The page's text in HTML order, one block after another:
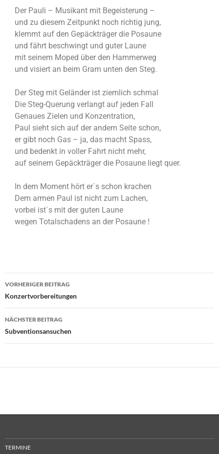
Der Pauli – Musikant mit Begeisterung –
und zu diesem Zeitpunkt noch richtig jung,
klemmt auf den Gepäckträger die Posaune
und fährt beschwingt und guter Laune
mit seinem Moped über den Hammerweg
und visiert an beim Gram unten den Steg.
Der Steg mit Geländer ist ziemlich schmal
Die Steg-Querung verlangt auf jeden Fall
Genaues Zielen und Konzentration,
Paul sieht sich auf der andern Seite schon,
er gibt noch Gas – ja, das macht Spass,
und bedenkt in voller Fahrt nicht mehr,
auf seinem Gepäckträger die Posaune liegt quer.
In dem Moment hört er`s schon krachen
Dem armen Paul ist nicht zum Lachen,
vorbei ist`s mit der guten Laune
wegen Totalschadens an der Posaune !
VORHERIGER BEITRAG
Konzertvorbereitungen
NÄCHSTER BEITRAG
Subventionsansuchen
TERMINE